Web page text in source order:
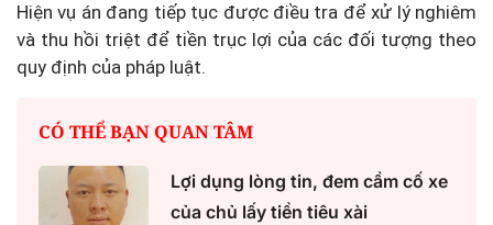
Hiện vụ án đang tiếp tục được điều tra để xử lý nghiêm
và thu hồi triệt để tiền trục lợi của các đối tượng theo
quy định của pháp luật.
CÓ THỂ BẠN QUAN TÂM
Lợi dụng lòng tin, đem cầm cố xe
của chủ lấy tiền tiêu xài